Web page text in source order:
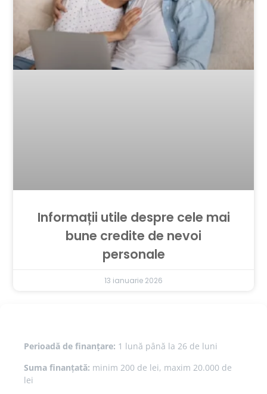
Informații utile despre cele mai
bune credite de nevoi
personale
13 ianuarie 2026
Perioadă de finanțare: 1 lună până la 26 de luni
Suma finanțată: minim 200 de lei, maxim 20.000 de
lei